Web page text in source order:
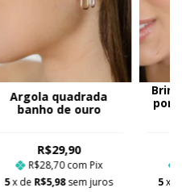
Argola quadrada
banho de ouro
R$29,90
R$28,70com Pix
5x de R$5,98sem juros
5x